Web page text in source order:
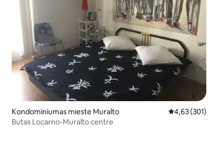
Kondominiumas mieste Muralto Vidutinis
4,63 (301)
Butas Locarno-Muralto centre